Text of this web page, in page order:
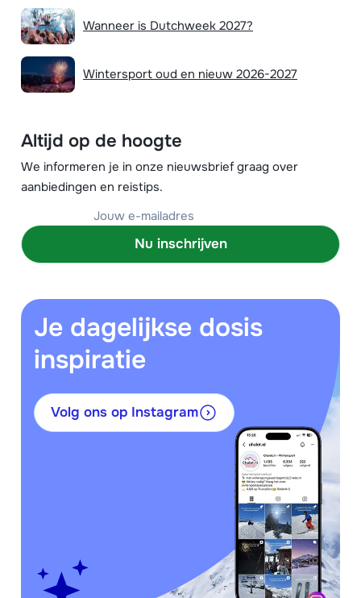
Wanneer is Dutchweek 2027?
Wintersport oud en nieuw 2026-2027
Altijd op de hoogte
We informeren je in onze nieuwsbrief graag over
aanbiedingen en reistips.
Nu inschrijven
Je dagelijkse dosis
inspiratie
Volg ons op Instagram